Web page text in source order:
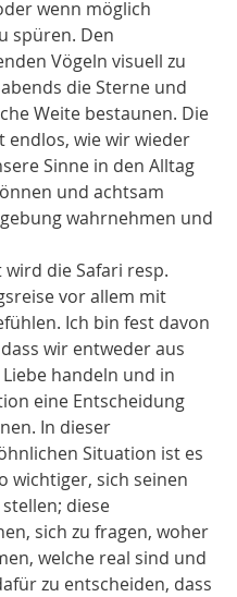
wenn möglich
spüren. Den
Vögeln visuell zu
die Sterne und
Weite bestaunen. Die
endlos, wie wir wieder
Sinne in den Alltag
und achtsam
wahrnehmen und
die Safari resp.
vor allem mit
Ich bin fest davon
wir entweder aus
handeln und in
eine Entscheidung
In dieser
Situation ist es
wichtiger, sich seinen
diese
sich zu fragen, woher
welche real sind und
zu entscheiden, dass